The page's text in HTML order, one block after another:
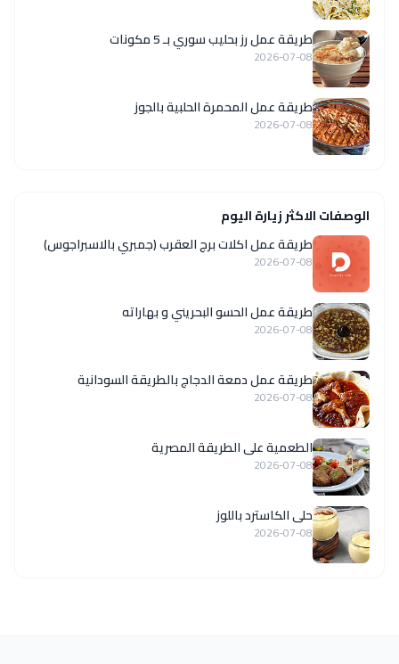
طريقة عمل رز بحليب سوري بـ 5 مكونات
2026-07-08
طريقة عمل المحمرة الحلبية بالجوز
2026-07-08
الوصفات الاكثر زيارة اليوم
طريقة عمل اكلات برج العقرب (جمبري بالاسبراجوس)
2026-07-08
طريقة عمل الحسو البحريني و بهاراته
2026-07-08
طريقة عمل دمعة الدجاج بالطريقة السودانية
2026-07-08
الطعمية على الطريقة المصرية
2026-07-08
حلى الكاسترد باللوز
2026-07-08